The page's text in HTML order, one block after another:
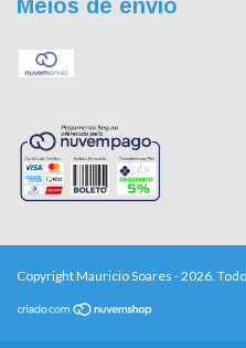
Meios de envio
Copyright Mauricio Soares - 2026.